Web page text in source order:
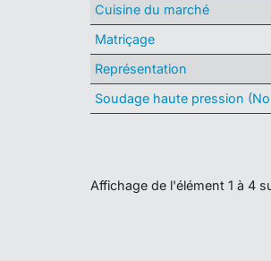
Cuisine du marché
Matriçage
Représentation
Soudage haute pression
Affichage de l'élément 1 à 4